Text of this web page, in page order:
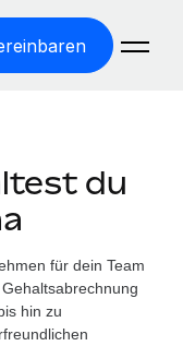
der Einstellung
du
für dein Team
hin zu